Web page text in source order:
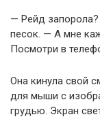
— Рейд
песок. — А мне
Посмотри в
Она кинула свой
для мыши с
грудью. Экран